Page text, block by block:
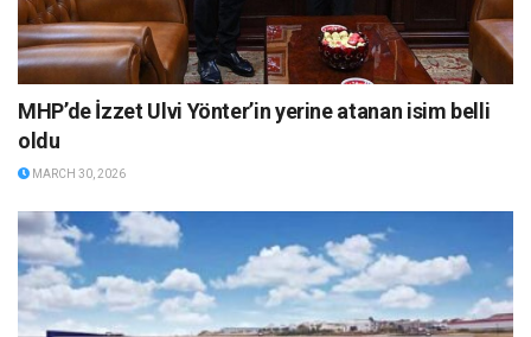
MHP’de İzzet Ulvi Yönter’in yerine atanan isim belli
oldu
MARCH 30, 2026